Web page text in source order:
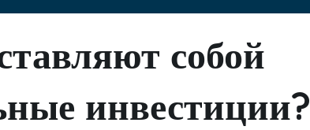
собой
инвестиции?